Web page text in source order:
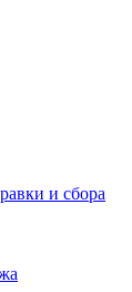
и сбора